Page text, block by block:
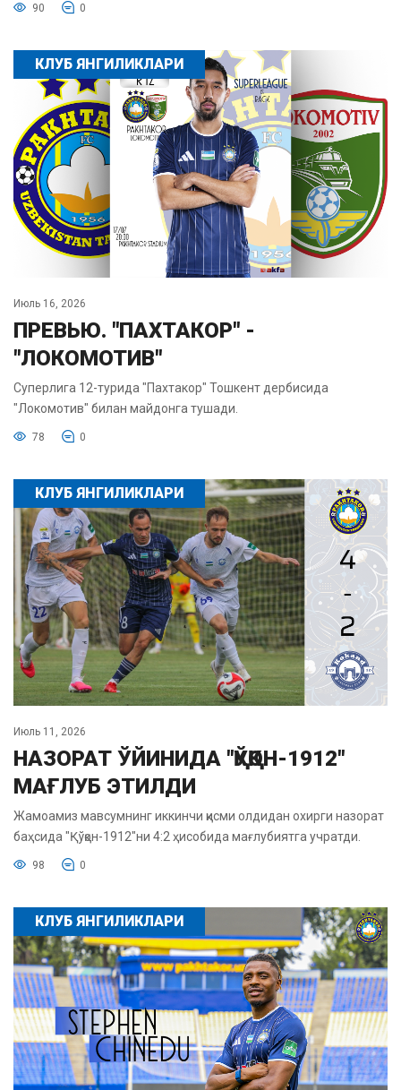
90 0
КЛУБ ЯНГИЛИКЛАРИ
Июль 16, 2026
ПРЕВЬЮ. "ПАХТАКОР" -
"ЛОКОМОТИВ"
Суперлига 12-турида "Пахтакор" Тошкент дербисида
"Локомотив" билан майдонга тушади.
78 0
КЛУБ ЯНГИЛИКЛАРИ
Июль 11, 2026
НАЗОРАТ ЎЙИНИДА "ҚЎҚОН-1912"
МАҒЛУБ ЭТИЛДИ
Жамоамиз мавсумнинг иккинчи қисми олдидан охирги назорат
баҳсида "Қўқон-1912"ни 4:2 ҳисобида мағлубиятга учратди.
98 0
КЛУБ ЯНГИЛИКЛАРИ